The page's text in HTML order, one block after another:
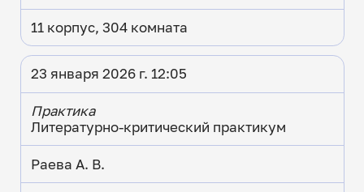
11 корпус, 304 комната
23 января 2026 г. 12:05
Практика
Литературно-критический практикум
Раева А. В.